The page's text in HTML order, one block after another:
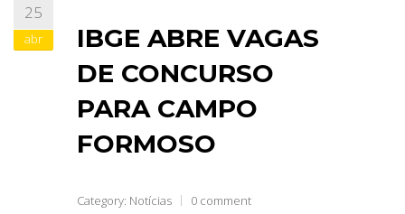
25
abr
IBGE ABRE VAGAS
DE CONCURSO
PARA CAMPO
FORMOSO
Category: Notícias 0 comment